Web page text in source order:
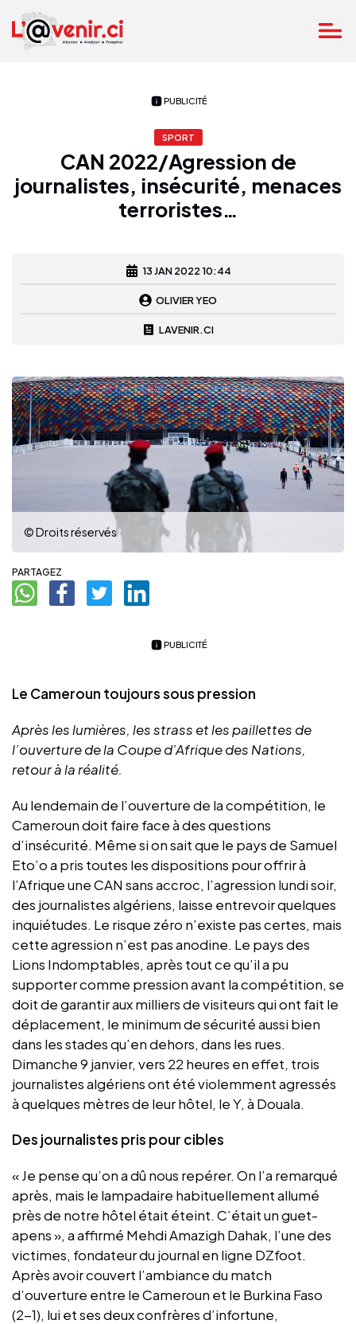
PUBLICITÉ
SPORT
CAN 2022/Agression de
journalistes, insécurité, menaces
terroristes…
13 JAN 2022 10:44
OLIVIER YEO
LAVENIR.CI
© Droits réservés
PARTAGEZ
PUBLICITÉ
Le Cameroun toujours sous pression
Après les lumières, les strass et les paillettes de
l’ouverture de la Coupe d’Afrique des Nations,
retour à la réalité.
Au lendemain de l’ouverture de la compétition, le
Cameroun doit faire face à des questions
d’insécurité. Même si on sait que le pays de Samuel
Eto’o a pris toutes les dispositions pour offrir à
l’Afrique une CAN sans accroc, l’agression lundi soir,
des journalistes algériens, laisse entrevoir quelques
inquiétudes. Le risque zéro n’existe pas certes, mais
cette agression n’est pas anodine. Le pays des
Lions Indomptables, après tout ce qu’il a pu
supporter comme pression avant la compétition, se
doit de garantir aux milliers de visiteurs qui ont fait le
déplacement, le minimum de sécurité aussi bien
dans les stades qu’en dehors, dans les rues.
Dimanche 9 janvier, vers 22 heures en effet, trois
journalistes algériens ont été violemment agressés
à quelques mètres de leur hôtel, le Y, à Douala.
Des journalistes pris pour cibles
« Je pense qu’on a dû nous repérer. On l’a remarqué
après, mais le lampadaire habituellement allumé
près de notre hôtel était éteint. C’était un guet-
apens », a affirmé Mehdi Amazigh Dahak, l’une des
victimes, fondateur du journal en ligne DZfoot.
Après avoir couvert l’ambiance du match
d’ouverture entre le Cameroun et le Burkina Faso
(2-1), lui et ses deux confrères d’infortune,